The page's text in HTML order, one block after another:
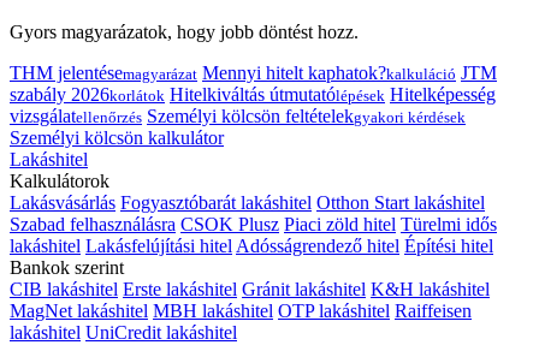
Gyors magyarázatok, hogy jobb döntést hozz.
THM jelentésemagyarázat Mennyi hitelt kaphatok?kalkuláció JTM
szabály 2026korlátok Hitelkiváltás útmutatólépések Hitelképesség
vizsgálatellenőrzés Személyi kölcsön feltételekgyakori kérdések
Személyi kölcsön kalkulátor
Lakáshitel
Kalkulátorok
Lakásvásárlás Fogyasztóbarát lakáshitel Otthon Start lakáshitel
Szabad felhasználásra CSOK Plusz Piaci zöld hitel Türelmi idős
lakáshitel Lakásfelújítási hitelAdósságrendező hitel Építési hitel
Bankok szerint
CIB lakáshitel Erste lakáshitel Gránit lakáshitel K&H lakáshitel
MagNet lakáshitel MBH lakáshitel OTP lakáshitel Raiffeisen
lakáshitel UniCredit lakáshitel